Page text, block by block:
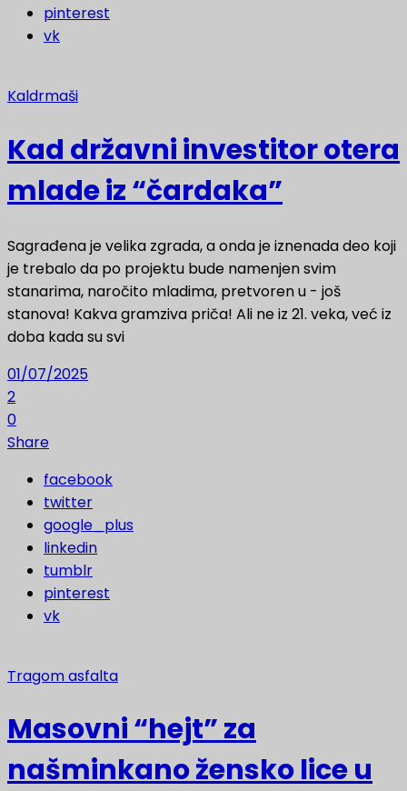
pinterest
vk
Kaldrmaši
Kad državni investitor otera
mlade iz “čardaka”
Sagrađena je velika zgrada, a onda je iznenada deo koji
je trebalo da po projektu bude namenjen svim
stanarima, naročito mladima, pretvoren u - još
stanova! Kakva gramziva priča! Ali ne iz 21. veka, već iz
doba kada su svi
01/07/2025
2
0
Share
facebook
twitter
google_plus
linkedin
tumblr
pinterest
vk
Tragom asfalta
Masovni “hejt” za
našminkano žensko lice u